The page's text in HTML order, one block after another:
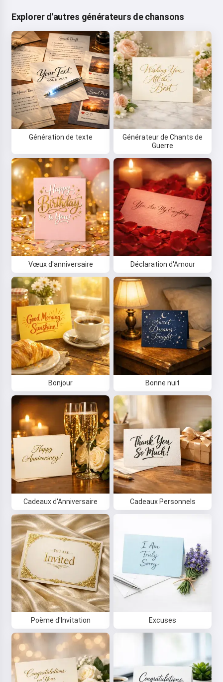
Explorer d'autres générateurs de chansons
Génération de texte
Générateur de Chants de
Guerre
Vœux d'anniversaire Déclaration d'Amour
Bonjour Bonne nuit
Cadeaux d'Anniversaire Cadeaux Personnels
Poème d'Invitation Excuses